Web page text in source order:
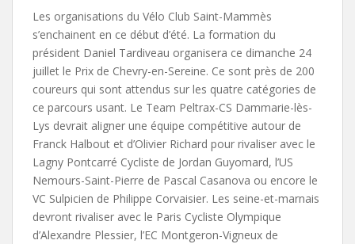
Les organisations du Vélo Club Saint-Mammès
s’enchainent en ce début d’été. La formation du
président Daniel Tardiveau organisera ce dimanche 24
juillet le Prix de Chevry-en-Sereine. Ce sont près de 200
coureurs qui sont attendus sur les quatre catégories de
ce parcours usant. Le Team Peltrax-CS Dammarie-lès-
Lys devrait aligner une équipe compétitive autour de
Franck Halbout et d’Olivier Richard pour rivaliser avec le
Lagny Pontcarré Cycliste de Jordan Guyomard, l’US
Nemours-Saint-Pierre de Pascal Casanova ou encore le
VC Sulpicien de Philippe Corvaisier. Les seine-et-marnais
devront rivaliser avec le Paris Cycliste Olympique
d’Alexandre Plessier, l’EC Montgeron-Vigneux de